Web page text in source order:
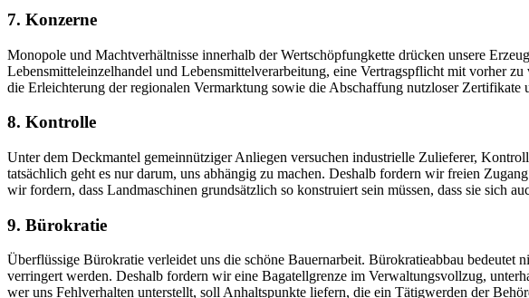
7. Konzerne
Monopole und Machtverhältnisse innerhalb der Wertschöpfungkette drücken unsere
Lebensmitteleinzelhandel und Lebensmittelverarbeitung, eine Vertragspflicht mit vorher
die Erleichterung der regionalen Vermarktung sowie die Abschaffung nutzloser Zertifikate
8. Kontrolle
Unter dem Deckmantel gemeinnütziger Anliegen versuchen industrielle Zulieferer,
tatsächlich geht es nur darum, uns abhängig zu machen. Deshalb fordern wir freien
wir fordern, dass Landmaschinen grundsätzlich so konstruiert sein müssen, dass sie sich
9. Bürokratie
Überflüssige Bürokratie verleidet uns die schöne Bauernarbeit. Bürokratieabbau bedeutet
verringert werden. Deshalb fordern wir eine Bagatellgrenze im Verwaltungsvollzug,
wer uns Fehlverhalten unterstellt, soll Anhaltspunkte liefern, die ein Tätigwerden der